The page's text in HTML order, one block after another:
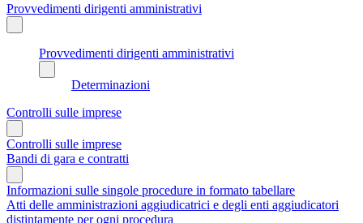
Provvedimenti dirigenti amministrativi
Provvedimenti dirigenti amministrativi
Determinazioni
Controlli sulle imprese
Controlli sulle imprese
Bandi di gara e contratti
Informazioni sulle singole procedure in formato tabellare
Atti delle amministrazioni aggiudicatrici e degli enti aggiudicatori
distintamente per ogni procedura